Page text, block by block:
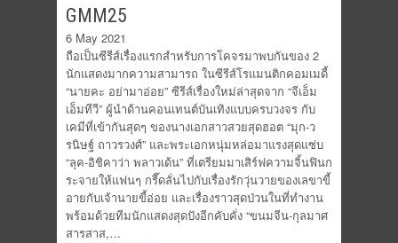
GMM25
6 May 2021
ถือเป็นซีรีส์เรื่องแรกสำหรับการโคจรมาพบกันของ 2
นักแสดงมากความสามารถ ในซีรีส์โรแมนติกคอมเมดี้
“นายคะ อย่ามาอ่อย” ซีรีส์เรื่องใหม่ล่าสุดจาก “จีเอ็ม
เอ็มทีวี” ผู้นำด้านคอนเทนต์บันเทิงแบบครบวงจร กับ
เคมีที่เข้ากันสุดๆ ของนางเอกสาวสวยสุดฮอต “มุก-ว
รนิษฐ์ ถาวรวงศ์” และพระเอกหนุ่มหล่อมาแรงสุดแซ่บ
“ลุค-อิชิคาว่า พลาวเด้น” ที่เตรียมมาเสิร์ฟความจิ้นฟินก
ระจายให้แฟนๆ กรี๊ดลั่นไปกับเรื่องรักวุ่นวายของเลขาขี้
อายกับเจ้านายขี้อ่อย และเรื่องราวสุดป่วนในที่ทำงาน
พร้อมด้วยทีมนักแสดงสุดปังอีกคับคั่ง “ขนมจีน-กุลมาศ
สารสาส,…